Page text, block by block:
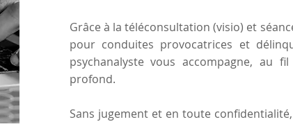
Grâce à la téléconsultation (visio) et
pour conduites provocatrices et
psychanalyste vous accompagne, au
profond.
Sans jugement et en toute